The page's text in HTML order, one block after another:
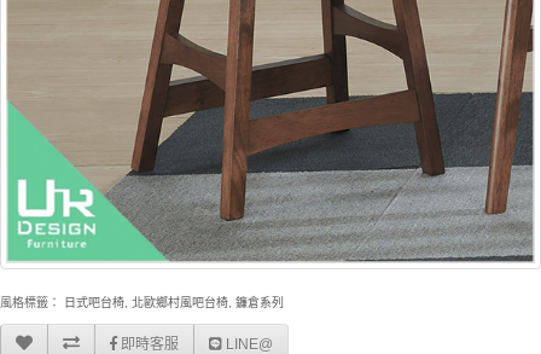
風格標籤： 日式吧台椅 北歐鄉村風吧台椅 鐮倉系列
即時客服 LINE@